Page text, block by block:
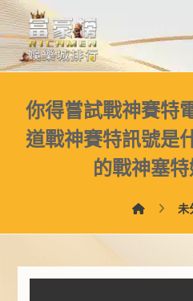
你得嘗試戰神賽特
道戰神賽特訊號是
的戰神塞特
未